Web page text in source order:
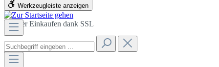
Sicher Einkaufen dank SSL
Werkzeugleiste anzeigen